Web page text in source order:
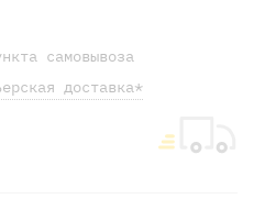
самовывоза
доставка*